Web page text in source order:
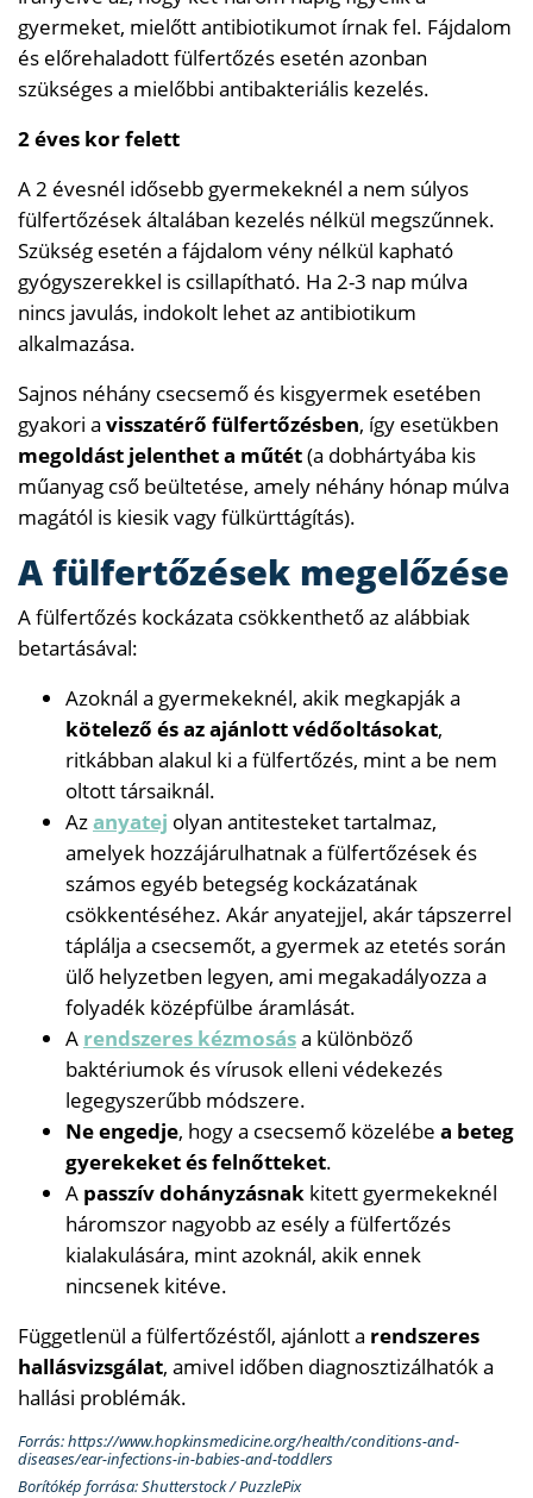
gyermeket, mielőtt antibiotikumot írnak fel. Fájdalom
és előrehaladott fülfertőzés esetén azonban
szükséges a mielőbbi antibakteriális kezelés.
2 éves kor felett
A 2 évesnél idősebb gyermekeknél a nem súlyos
fülfertőzések általában kezelés nélkül megszűnnek.
Szükség esetén a fájdalom vény nélkül kapható
gyógyszerekkel is csillapítható. Ha 2-3 nap múlva
nincs javulás, indokolt lehet az antibiotikum
alkalmazása.
Sajnos néhány csecsemő és kisgyermek esetében
gyakori a visszatérő fülfertőzésben, így esetükben
megoldást jelenthet a műtét(a dobhártyába kis
műanyag cső beültetése, amely néhány hónap múlva
magától is kiesik vagy fülkürttágítás).
A fülfertőzések megelőzése
A fülfertőzés kockázata csökkenthető az alábbiak
betartásával:
Azoknál a gyermekeknél, akik megkapják a
kötelező és az ajánlott védőoltásokat,
ritkábban alakul ki a fülfertőzés, mint a be nem
oltott társaiknál.
Azanyatej olyan antitesteket tartalmaz,
amelyek hozzájárulhatnak a fülfertőzések és
számos egyéb betegség kockázatának
csökkentéséhez. Akár anyatejjel, akár tápszerrel
táplálja a csecsemőt, a gyermek az etetés során
ülő helyzetben legyen, ami megakadályozza a
folyadék középfülbe áramlását.
A rendszeres kézmosása különböző
baktériumok és vírusok elleni védekezés
legegyszerűbb módszere.
Ne engedje, hogy a csecsemő közelébe a beteg
gyerekeket és felnőtteket.
A passzív dohányzásnak kitett gyermekeknél
háromszor nagyobb az esély a fülfertőzés
kialakulására, mint azoknál, akik ennek
nincsenek kitéve.
Függetlenül a fülfertőzéstől, ajánlott a rendszeres
hallásvizsgálat, amivel időben diagnosztizálhatók a
hallási problémák.
Forrás: https://www.hopkinsmedicine.org/health/conditions-and-
diseases/ear-infections-in-babies-and-toddlers
Borítókép forrása: Shutterstock / PuzzlePix